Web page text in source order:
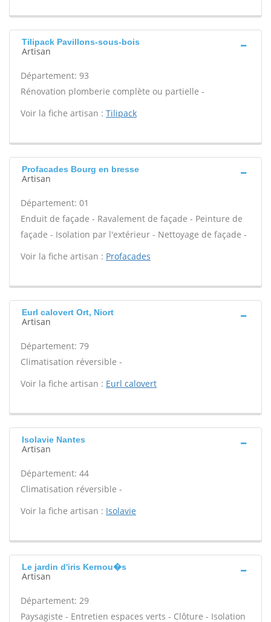
Tilipack Pavillons-sous-bois
Artisan
Département: 93
Rénovation plomberie complète ou partielle -
Voir la fiche artisan : Tilipack
Profacades Bourg en bresse
Artisan
Département: 01
Enduit de façade - Ravalement de façade - Peinture de
façade - Isolation par l'extérieur - Nettoyage de façade -
Voir la fiche artisan : Profacades
Eurl calovert Ort, Niort
Artisan
Département: 79
Climatisation réversible -
Voir la fiche artisan : Eurl calovert
Isolavie Nantes
Artisan
Département: 44
Climatisation réversible -
Voir la fiche artisan : Isolavie
Le jardin d'iris Kernou�s
Artisan
Département: 29
Paysagiste - Entretien espaces verts - Clôture - Isolation